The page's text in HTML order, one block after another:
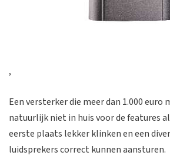
,
Een versterker die meer dan 1.000 euro
natuurlijk niet in huis voor de features
eerste plaats lekker klinken en een
luidsprekers correct kunnen aansturen.